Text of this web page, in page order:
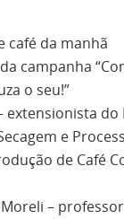
café da manhã
campanha
o seu!”
extensionista do
e
de Café
–